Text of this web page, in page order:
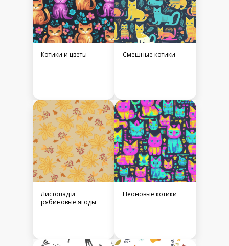
Котики и цветы Смешные котики
Листопад и
рябиновые ягоды
Неоновые котики